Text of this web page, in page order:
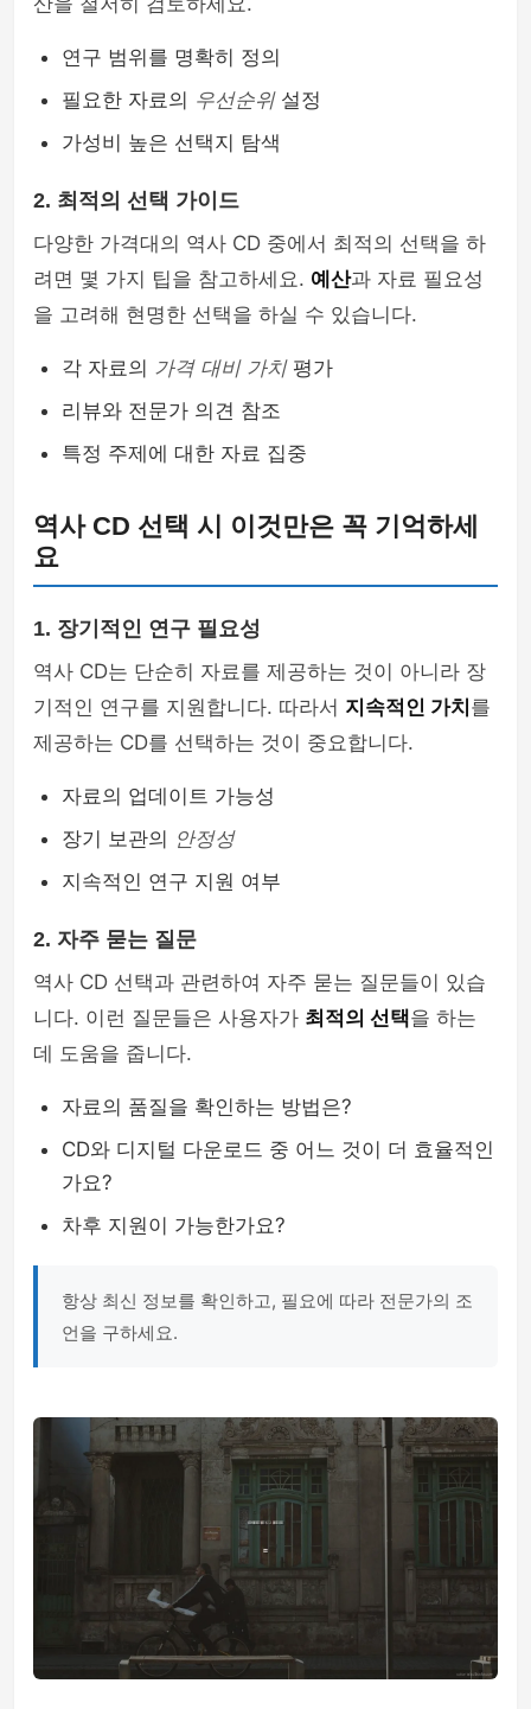
연구 범위를 명확히 정의
필요한 자료의 우선순위설정
가성비 높은 선택지 탐색
2. 최적의 선택 가이드
다양한 가격대의 역사 CD 중에서 최적의 선택을 하
려면 몇 가지 팁을 참고하세요. 예산과 자료 필요성
을 고려해 현명한 선택을 하실 수 있습니다.
각 자료의 가격 대비 가치평가
리뷰와 전문가 의견 참조
특정 주제에 대한 자료 집중
역사 CD 선택 시 이것만은 꼭 기억하세
요
1. 장기적인 연구 필요성
역사 CD는 단순히 자료를 제공하는 것이 아니라 장
기적인 연구를 지원합니다. 따라서 지속적인 가치 를
제공하는 CD를 선택하는 것이 중요합니다.
자료의 업데이트 가능성
장기 보관의 안정성
지속적인 연구 지원 여부
2. 자주 묻는 질문
역사 CD 선택과 관련하여 자주 묻는 질문들이 있습
니다. 이런 질문들은 사용자가 최적의 선택을 하는
데 도움을 줍니다.
자료의 품질을 확인하는 방법은?
CD와 디지털 다운로드 중 어느 것이 더 효율적인
가요?
차후 지원이 가능한가요?
항상 최신 정보를 확인하고, 필요에 따라 전문가의 조
언을 구하세요.